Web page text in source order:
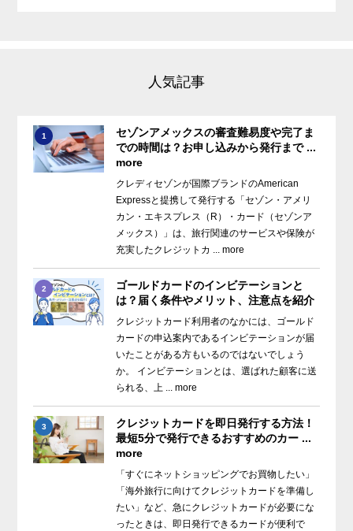
人気記事
1
セゾンアメックスの審査難易度や完了ま
での時間は？お申し込みから発行まで ...
more
クレディセゾンが国際ブランドのAmerican
Expressと提携して発行する「セゾン・アメリ
カン・エキスプレス（R）・カード（セゾンア
メックス）」は、旅行関連のサービスや保険が
充実したクレジットカ ... more
2
ゴールドカードのインビテーションと
は？届く条件やメリット、注意点を紹介
クレジットカード利用者のなかには、ゴールド
カードの申込案内であるインビテーションが届
いたことがある方もいるのではないでしょう
か。 インビテーションとは、選ばれた顧客に送
られる、上 ... more
3
クレジットカードを即日発行する方法！
最短5分で発行できるおすすめのカー ...
more
「すぐにネットショッピングでお買物したい」
「海外旅行に向けてクレジットカードを準備し
たい」など、急にクレジットカードが必要にな
ったときは、即日発行できるカードが便利で